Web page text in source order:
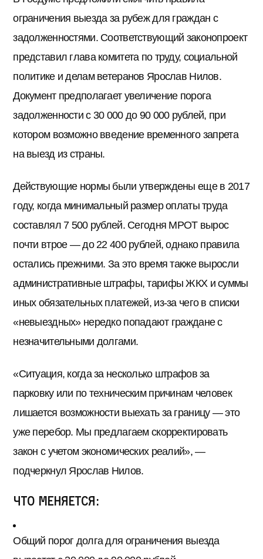
ограничения выезда за рубеж для граждан с
задолженностями. Соответствующий законопроект
представил глава комитета по труду, социальной
политике и делам ветеранов Ярослав Нилов.
Документ предполагает увеличение порога
задолженности с 30 000 до 90 000 рублей, при
котором возможно введение временного запрета
на выезд из страны.
Действующие нормы были утверждены еще в 2017
году, когда минимальный размер оплаты труда
составлял 7 500 рублей. Сегодня МРОТ вырос
почти втрое — до 22 400 рублей, однако правила
остались прежними. За это время также выросли
административные штрафы, тарифы ЖКХ и суммы
иных обязательных платежей, из-за чего в списки
«невыездных» нередко попадают граждане с
незначительными долгами.
«Ситуация, когда за несколько штрафов за
парковку или по техническим причинам человек
лишается возможности выехать за границу — это
уже перебор. Мы предлагаем скорректировать
закон с учетом экономических реалий», —
подчеркнул Ярослав Нилов.
Что меняется:
Общий порог долга для ограничения выезда